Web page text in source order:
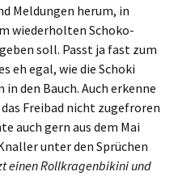
Meldungen herum, in
wiederholten Schoko-
soll. Passt ja fast zum
eh egal, wie die Schoki
den Bauch. Auch erkenne
Freibad nicht zugefroren
auch gern aus dem Mai
unter den Sprüchen
einen Rollkragenbikini und